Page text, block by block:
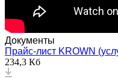
Документы
Прайс-лист KROWN
234,3 Кб